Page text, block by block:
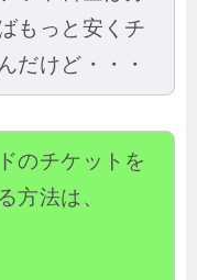
もっと安くチ
だけど・・・
のチケットを
方法は、